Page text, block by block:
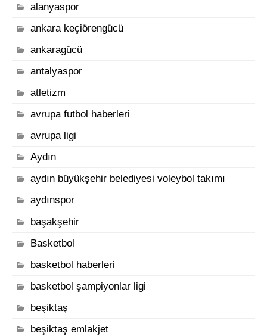
alanyaspor
ankara keçiörengücü
ankaragücü
antalyaspor
atletizm
avrupa futbol haberleri
avrupa ligi
Aydın
aydın büyükşehir belediyesi voleybol takımı
aydınspor
başakşehir
Basketbol
basketbol haberleri
basketbol şampiyonlar ligi
beşiktaş
beşiktaş emlakjet